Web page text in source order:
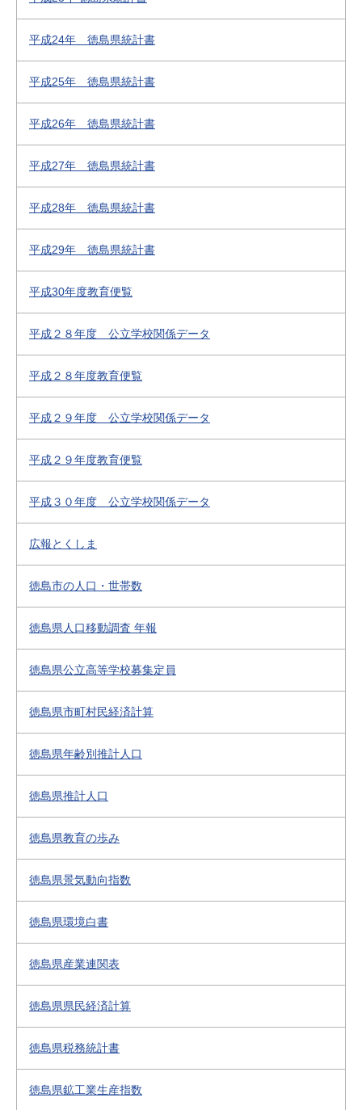
平成24年 徳島県統計書
平成25年 徳島県統計書
平成26年 徳島県統計書
平成27年 徳島県統計書
平成28年 徳島県統計書
平成29年 徳島県統計書
平成30年度教育便覧
平成２８年度 公立学校関係データ
平成２８年度教育便覧
平成２９年度 公立学校関係データ
平成２９年度教育便覧
平成３０年度 公立学校関係データ
広報とくしま
徳島市の人口・世帯数
徳島県人口移動調査 年報
徳島県公立高等学校募集定員
徳島県市町村民経済計算
徳島県年齢別推計人口
徳島県推計人口
徳島県教育の歩み
徳島県景気動向指数
徳島県環境白書
徳島県産業連関表
徳島県県民経済計算
徳島県税務統計書
徳島県鉱工業生産指数